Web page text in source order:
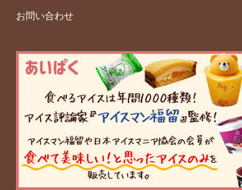
お問い合わせ